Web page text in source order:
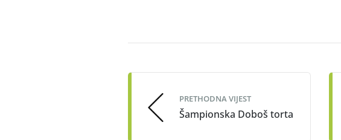
navigation
PRETHODNA VIJEST
Šampionska Doboš torta